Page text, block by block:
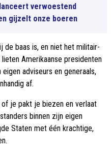
verwoestend
gijzelt onze boeren
baas is, en niet het militair-
Amerikaanse presidenten
adviseurs en generaals,
af.
je pakt je biezen en verlaat
binnen zijn eigen
Staten met één krachtige,